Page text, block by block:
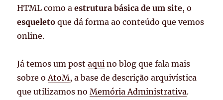
HTML como aestrutura básica de um site, o
esqueleto que dá forma ao conteúdo que vemos
online.
Já temos um postaqui no blog que fala mais
sobre oAtoM, a base de descrição arquivística
que utilizamos noMemória Administrativa.